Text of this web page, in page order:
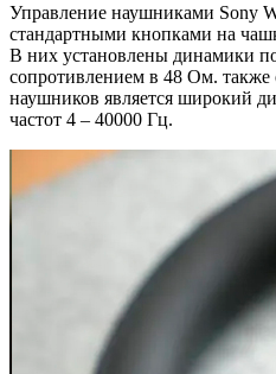
Управление наушниками Sony
стандартными кнопками на
В них установлены динамики
сопротивлением в 48 Ом. также
наушников является широкий
частот 4 – 40000 Гц.